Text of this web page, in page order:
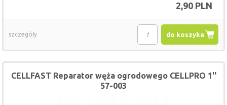
2,90 PLN
do koszyka
szczegóły
CELLFAST Reparator węża ogrodowego CELLPRO 1''
57-003